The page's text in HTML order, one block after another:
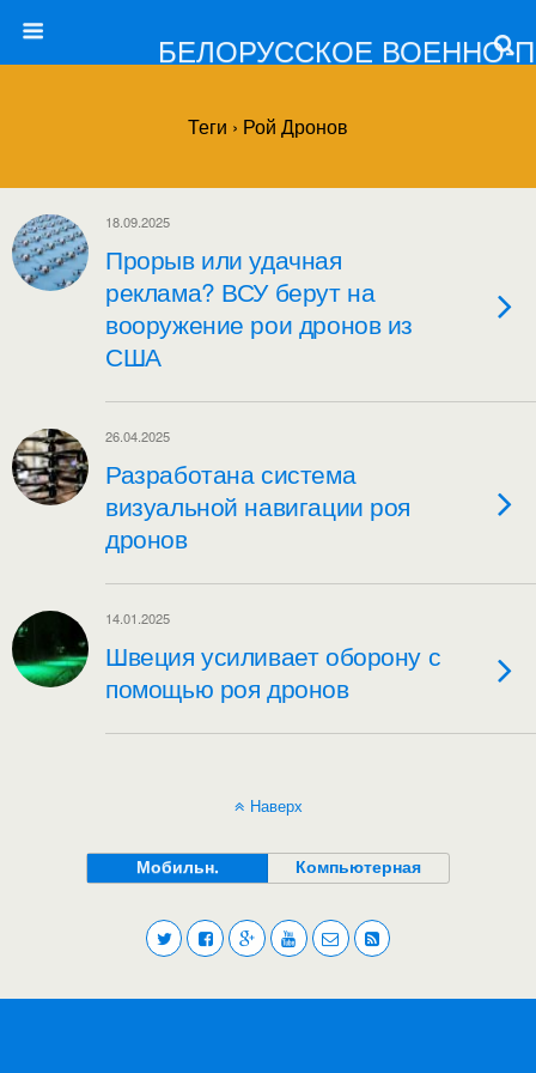
БЕЛОРУССКОЕ ВОЕННО-
Теги › Рой Дронов
18.09.2025
Прорыв или удачная
реклама? ВСУ берут на
вооружение рои дронов из
США
26.04.2025
Разработана система
визуальной навигации роя
дронов
14.01.2025
Швеция усиливает оборону с
помощью роя дронов
Наверх
Мобильн. Компьютерная